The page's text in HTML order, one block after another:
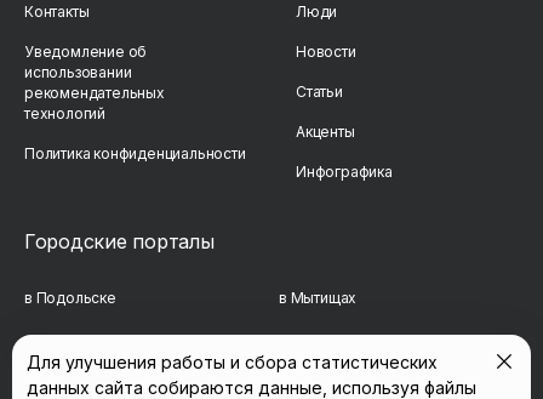
Контакты
Уведомление об
использовании
рекомендательных
технологий
Политика конфиденциальности
Люди
Новости
Статьи
Акценты
Инфографика
Городские порталы
в Подольске в Мытищах
в Сергиевом Посаде в Люберцах
Для улучшения работы и сбора статистических
данных сайта собираются данные, используя файлы